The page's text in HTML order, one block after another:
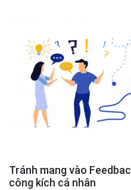
Tránh mang vào
công kích cá nhân